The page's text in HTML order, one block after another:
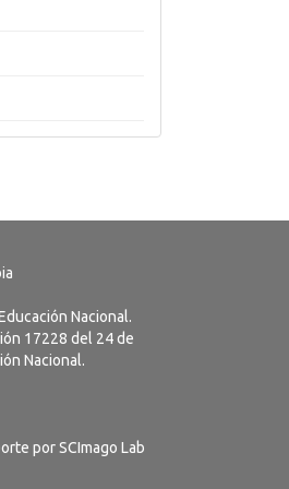
Nacional.
17228 del 24 de
Nacional.
porSCImago Lab